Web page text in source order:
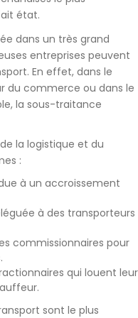
état.
dans un très grand
entreprises peuvent
En effet, dans le
du commerce ou dans le
la sous-traitance
la logistique et du
:
à un accroissement
à des transporteurs
commissionnaires pour
qui louent leur
sont le plus